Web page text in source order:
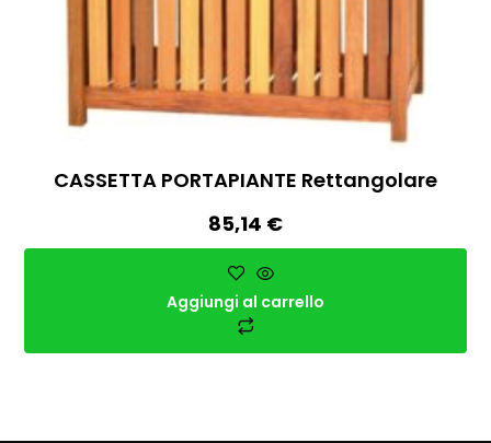
CASSETTA PORTAPIANTE Rettangolare
85,14 €
Aggiungi al carrello